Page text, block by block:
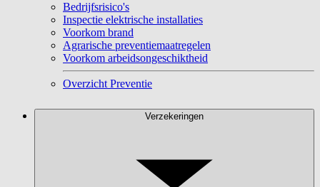
Bedrijfsrisico's
Inspectie elektrische installaties
Voorkom brand
Agrarische preventiemaatregelen
Voorkom arbeidsongeschiktheid
Overzicht Preventie
Verzekeringen